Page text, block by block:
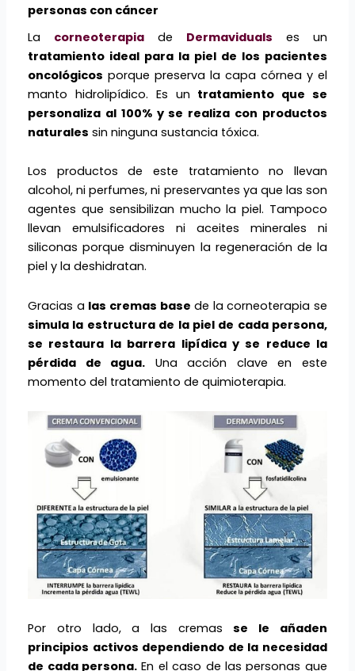
personas con cáncer
La corneoterapia de Dermaviduals es un
tratamiento ideal para la piel de los pacientes
oncológicos porque preserva la capa córnea y el
manto hidrolipídico. Es un tratamiento que se
personaliza al 100% y se realiza con productos
naturales sin ninguna sustancia tóxica.
Los productos de este tratamiento no llevan
alcohol, ni perfumes, ni preservantes ya que las son
agentes que sensibilizan mucho la piel. Tampoco
llevan emulsificadores ni aceites minerales ni
siliconas porque disminuyen la regeneración de la
piel y la deshidratan.
Gracias a las cremas base de la corneoterapia se
simula la estructura de la piel de cada persona,
se restaura la barrera lipídica y se reduce la
pérdida de agua. Una acción clave en este
momento del tratamiento de quimioterapia.
Por otro lado, a las cremasse le añaden
principios activos dependiendo de la necesidad
de cada persona.En el caso de las personas que